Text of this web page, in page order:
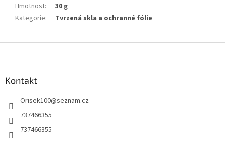
Hmotnost:
30 g
Kategorie: Tvrzená skla a ochranné fólie
Kontakt
Orisek100@seznam.cz
737466355
737466355